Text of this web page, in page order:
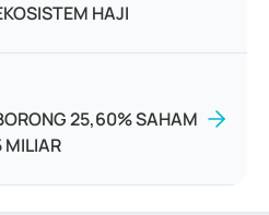
HAJI
25,60% SAHAM
MILIAR